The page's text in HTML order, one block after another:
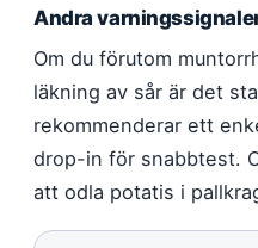
Andra
Om du förutom
läkning av sår är det
rekommenderar ett
drop-in för snabbtest.
att odla potatis i